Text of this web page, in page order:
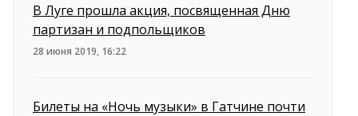
В Луге прошла акция, посвященная Дню
партизан и подпольщиков
28 июня 2019, 16:22
Билеты на «Ночь музыки» в Гатчине почти